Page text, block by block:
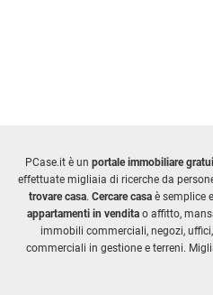
PCase.it è un portale immobiliare
effettuate migliaia di ricerche da
trovare casa. Cercare casaè semplice
appartamenti in vendita o affitto,
immobili commerciali, negozi,
commerciali in gestione e terreni.